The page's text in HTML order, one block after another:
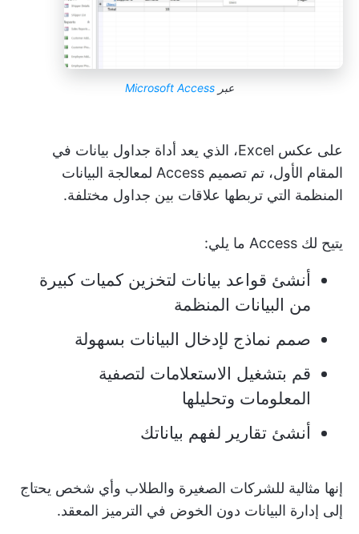
عبر Microsoft Access
على عكس Excel، الذي يعد أداة جداول بيانات في
المقام الأول، تم تصميم Access لمعالجة البيانات
المنظمة التي تربطها علاقات بين جداول مختلفة.
يتيح لك Access ما يلي:
أنشئ قواعد بيانات لتخزين كميات كبيرة
من البيانات المنظمة
صمم نماذج لإدخال البيانات بسهولة
قم بتشغيل الاستعلامات لتصفية
المعلومات وتحليلها
أنشئ تقارير لفهم بياناتك
إنها مثالية للشركات الصغيرة والطلاب وأي شخص يحتاج
إلى إدارة البيانات دون الخوض في الترميز المعقد.